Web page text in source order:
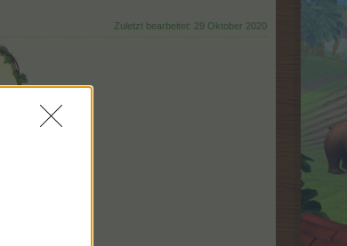
Zuletzt bearbeitet: 29 Oktober 2020